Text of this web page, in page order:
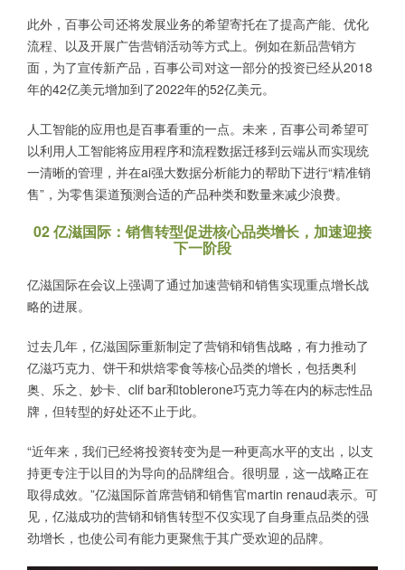
此外，百事公司还将发展业务的希望寄托在了提高产能、优化
流程、以及开展广告营销活动等方式上。例如在新品营销方
面，为了宣传新产品，百事公司对这一部分的投资已经从2018
年的42亿美元增加到了2022年的52亿美元。
人工智能的应用也是百事看重的一点。未来，百事公司希望可
以利用人工智能将应用程序和流程数据迁移到云端从而实现统
一清晰的管理，并在ai强大数据分析能力的帮助下进行“精准销
售”，为零售渠道预测合适的产品种类和数量来减少浪费。
02 亿滋国际：销售转型促进核心品类增长，加速迎接
下一阶段
亿滋国际在会议上强调了通过加速营销和销售实现重点增长战
略的进展。
过去几年，亿滋国际重新制定了营销和销售战略，有力推动了
亿滋巧克力、饼干和烘焙零食等核心品类的增长，包括奥利
奥、乐之、妙卡、clif bar和toblerone巧克力等在内的标志性品
牌，但转型的好处还不止于此。
“近年来，我们已经将投资转变为是一种更高水平的支出，以支
持更专注于以目的为导向的品牌组合。很明显，这一战略正在
取得成效。”亿滋国际首席营销和销售官martin renaud表示。可
见，亿滋成功的营销和销售转型不仅实现了自身重点品类的强
劲增长，也使公司有能力更聚焦于其广受欢迎的品牌。